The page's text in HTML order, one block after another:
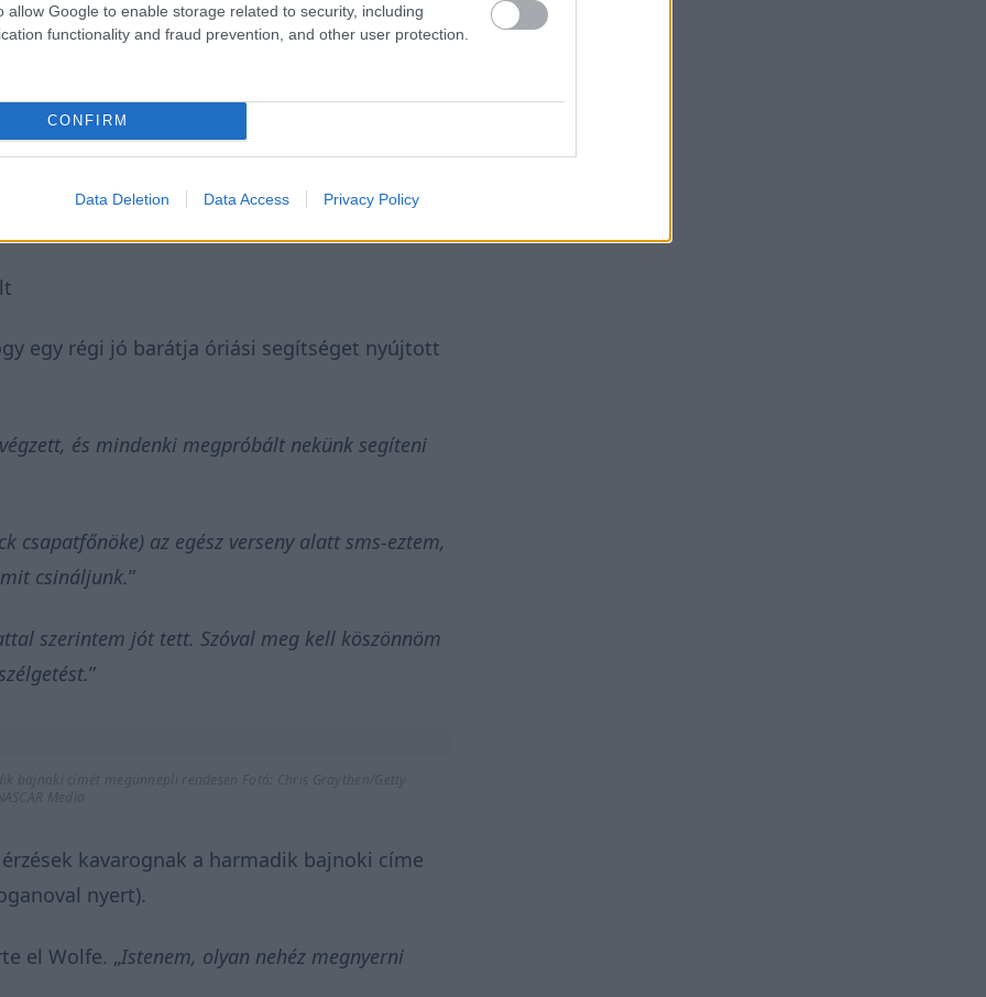
allow Google to enable storage related to security, including
functionality and fraud prevention, and other user protection.
CONFIRM
Data Deletion Data Access Privacy Policy
egy régi jó barátja óriási segítséget nyújtott
és mindenki megpróbált nekünk segíteni
csapatfőnöke) az egész verseny alatt sms-eztem,
csináljunk.”
szerintem jót tett. Szóval meg kell köszönnöm
”
kavarognak a harmadik bajnoki címe
nyert).
el Wolfe. „Istenem, olyan nehéz megnyerni